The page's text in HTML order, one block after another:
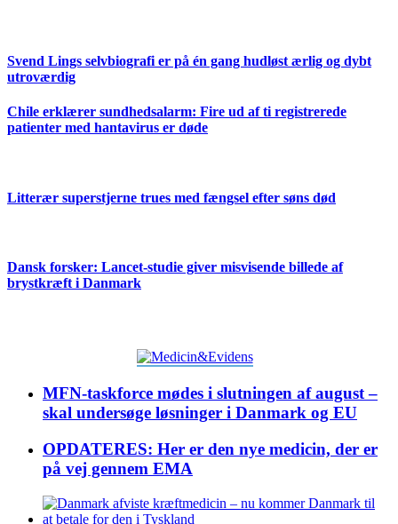
Svend Lings selvbiografi er på én gang hudløst ærlig og dybt
utroværdig
Chile erklærer sundhedsalarm: Fire ud af ti registrerede
patienter med hantavirus er døde
Litterær superstjerne trues med fængsel efter søns død
Dansk forsker: Lancet-studie giver misvisende billede af
brystkræft i Danmark
MFN-taskforce mødes i slutningen af august –
skal undersøge løsninger i Danmark og EU
OPDATERES: Her er den nye medicin, der er
på vej gennem EMA